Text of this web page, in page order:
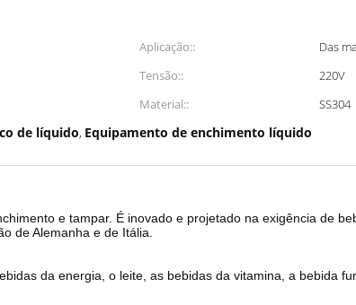
Aplicação::
Das
Tensão::
220V
Material::
SS304
de líquido, Equipamento de enchimento líquido
e tampar. É inovado e projetado na exigência de
de Alemanha e de Itália.
da energia, o leite, as bebidas da vitamina, a bebida